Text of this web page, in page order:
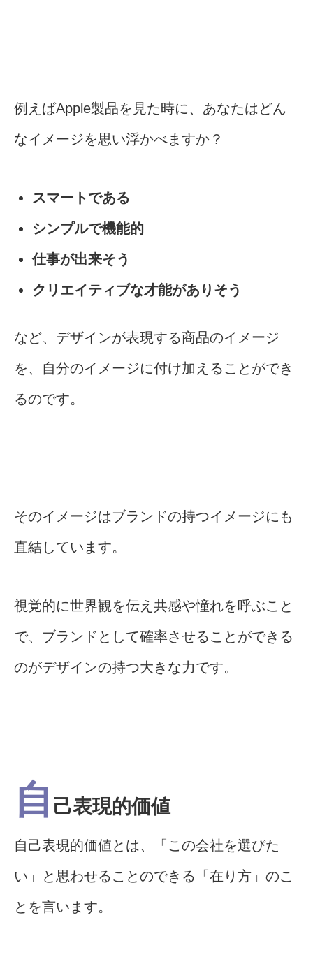
例えばApple製品を見た時に、あなたはどん
なイメージを思い浮かべますか？
スマートである
シンプルで機能的
仕事が出来そう
クリエイティブな才能がありそう
など、デザインが表現する商品のイメージ
を、自分のイメージに付け加えることができ
るのです。
そのイメージはブランドの持つイメージにも
直結しています。
視覚的に世界観を伝え共感や憧れを呼ぶこと
で、ブランドとして確率させることができる
のがデザインの持つ大きな力です。
自 己表現的価値
自己表現的価値とは、「この会社を選びた
い」と思わせることのできる「在り方」のこ
とを言います。